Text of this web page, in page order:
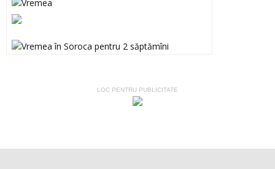
LOC PENTRU PUBLICITATE